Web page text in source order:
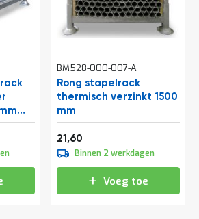
BM528-000-007-A
Rong stapelrack
thermisch verzinkt 1500
mm
21,60
Binnen 2 werkdagen
Voeg toe